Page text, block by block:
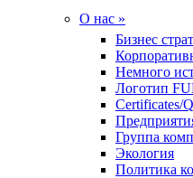
О нас »
Бизнес
Немного
Логотип
Certificates/
Группа
Экология
Политика